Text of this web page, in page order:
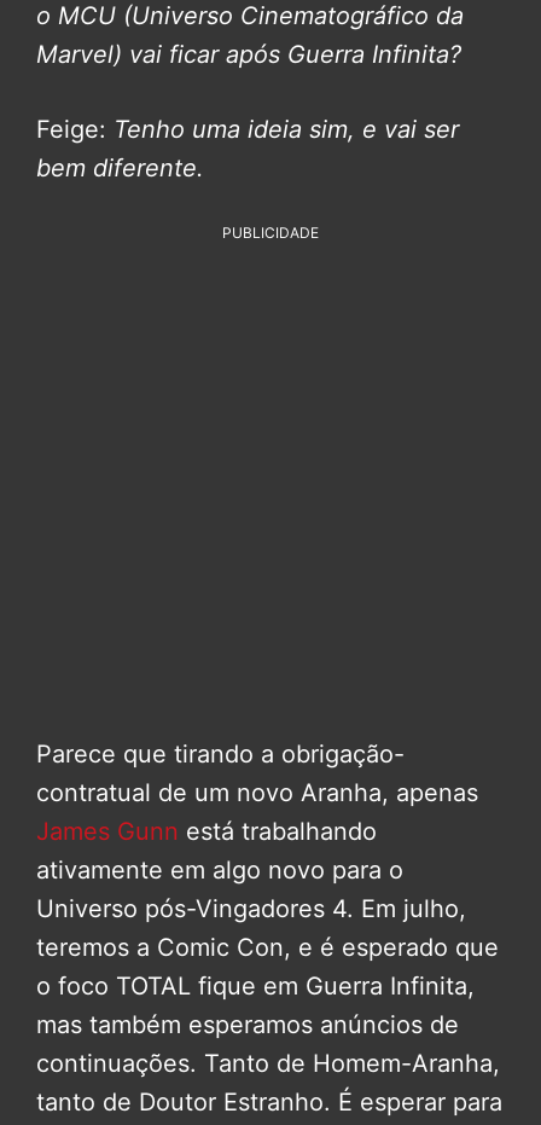
o MCU (Universo Cinematográfico da
Marvel) vai ficar após Guerra Infinita?
Feige: Tenho uma ideia sim, e vai ser
bem diferente.
PUBLICIDADE
Parece que tirando a obrigação-
contratual de um novo Aranha, apenas
James Gunn está trabalhando
ativamente em algo novo para o
Universo pós-Vingadores 4. Em julho,
teremos a Comic Con, e é esperado que
o foco TOTAL fique em Guerra Infinita,
mas também esperamos anúncios de
continuações. Tanto de Homem-Aranha,
tanto de Doutor Estranho. É esperar para